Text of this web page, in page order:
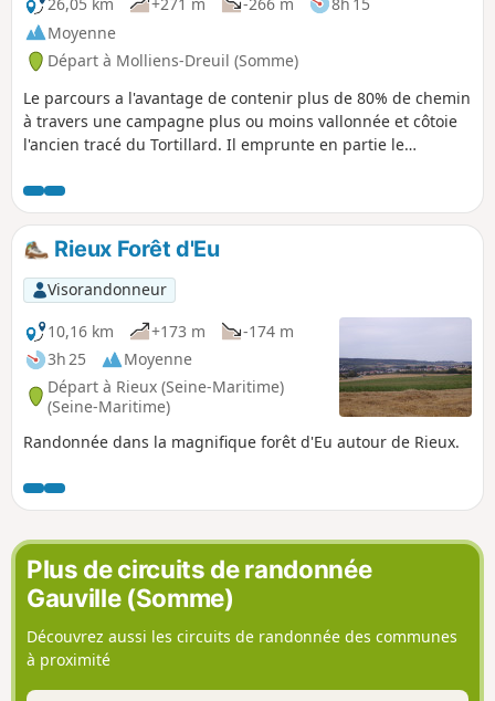
Moyenne
Départ à Molliens-Dreuil (Somme)
Le parcours a l'avantage de contenir plus de 80% de chemin
à travers une campagne plus ou moins vallonnée et côtoie
l'ancien tracé du Tortillard. Il emprunte en partie le
Rieux Forêt d'Eu
Visorandonneur
10,16 km
+173 m
-174 m
3h 25
Moyenne
Départ à Rieux (Seine-Maritime)
(Seine-Maritime)
Randonnée dans la magnifique forêt d'Eu autour de Rieux.
Plus de circuits de randonnée
Gauville (Somme)
Découvrez aussi les circuits de randonnée des communes
à proximité